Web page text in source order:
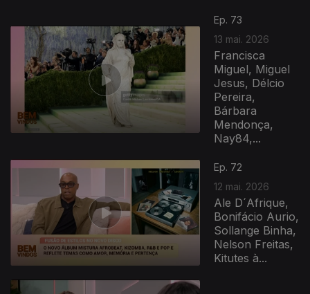
Ep. 73
13 mai. 2026
Francisca
Miguel, Miguel
Jesus, Délcio
Pereira,
Bárbara
Mendonça,
Nay84,...
Ep. 72
12 mai. 2026
Ale D´Afrique,
Bonifácio Aurio,
Sollange Binha,
Nelson Freitas,
Kitutes à...
927678